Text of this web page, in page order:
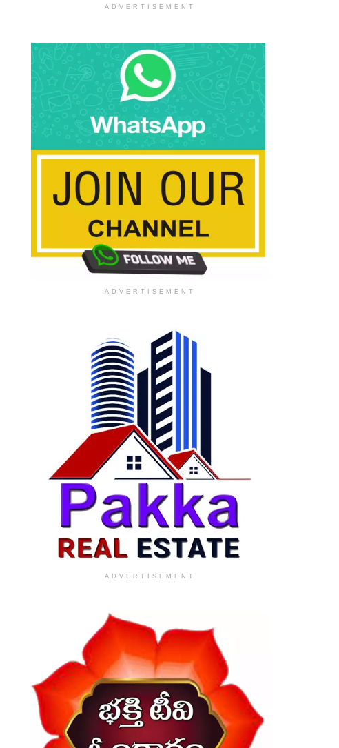
ADVERTISEMENT
ADVERTISEMENT
ADVERTISEMENT